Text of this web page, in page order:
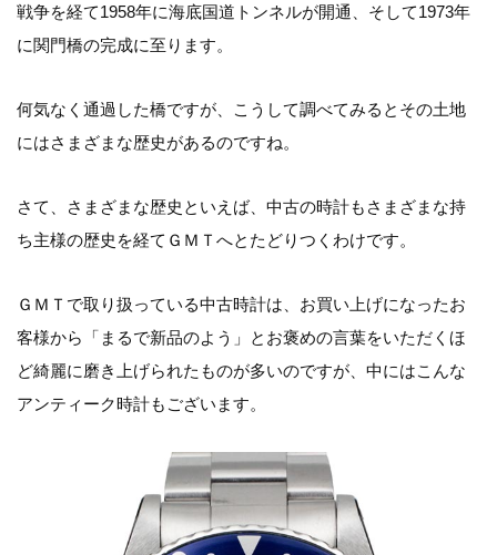
戦争を経て1958年に海底国道トンネルが開通、そして1973年
に関門橋の完成に至ります。
何気なく通過した橋ですが、こうして調べてみるとその土地
にはさまざまな歴史があるのですね。
さて、さまざまな歴史といえば、中古の時計もさまざまな持
ち主様の歴史を経てＧＭＴへとたどりつくわけです。
ＧＭＴで取り扱っている中古時計は、お買い上げになったお
客様から「まるで新品のよう」とお褒めの言葉をいただくほ
ど綺麗に磨き上げられたものが多いのですが、中にはこんな
アンティーク時計もございます。